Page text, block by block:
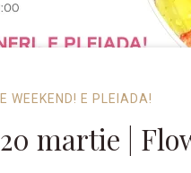
E WEEKEND! E PLEIADA!
20 martie |